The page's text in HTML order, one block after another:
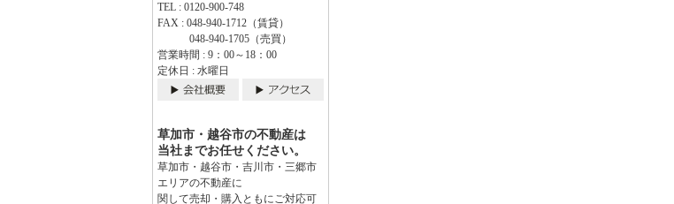
TEL : 0120-900-748
FAX : 048-940-1712（賃貸）
048-940-1705（売買）
営業時間 : 9：00～18：00
定休日 : 水曜日
草加市・越谷市の不動産は
当社までお任せください。
草加市・越谷市・吉川市・三郷市
エリアの不動産に
関して売却・購入ともにご対応可